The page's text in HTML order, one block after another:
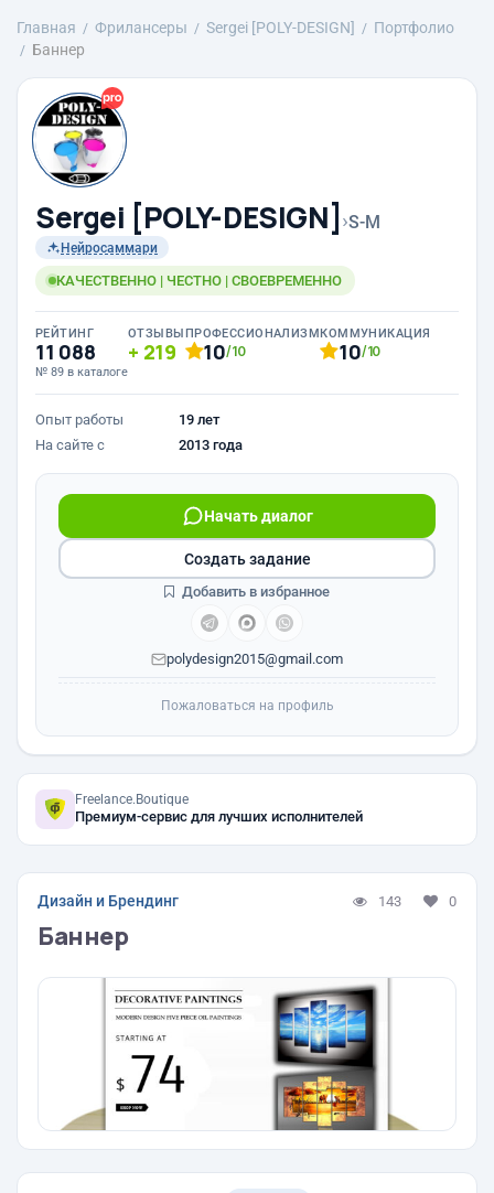
Главная Фрилансеры Sergei [POLY-DESIGN]
Портфолио
Баннер
Sergei [POLY-DESIGN] ›S-M
Нейросаммари
КАЧЕСТВЕННО | ЧЕСТНО | СВОЕВРЕМЕННО
РЕЙТИНГ
11 088
№ 89 в каталоге
ОТЗЫВЫ
219
ПРОФЕССИОНАЛИЗМ
10/10
КОММУНИКАЦИЯ
10/10
Опыт работы
19 лет
На сайте с
2013 года
Начать диалог
polydesign2015@gmail.com
Создать задание
Добавить в избранное
Пожаловаться на профиль
Freelance.Boutique
Премиум-сервис для лучших исполнителей
Дизайн и Брендинг 143 0
Баннер